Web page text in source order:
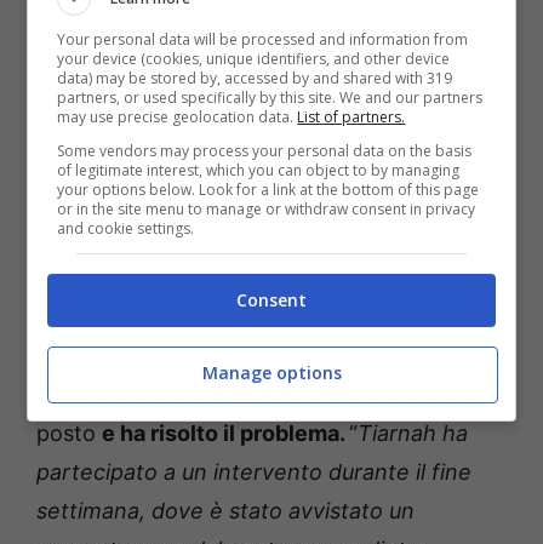
Per mostrare il loro operato e per
sensibilizzare il pubblico, il team di esperti
condivide anche su Facebook video ed
immagini da brividi. Una famiglia, ad esempio,
ha beccato proprio
enorme serpente:
subito chiamato aiuto.
Un esperto di nome Tiarnah è arrivato sul
posto e ha risolto il problema. “Tiarnah ha
partecipato a un intervento durante il fine
settimana, dove è stato avvistato un
Your personal data will be processed and information from
your device (cookies, unique identifiers, and other device
data) may be stored by, accessed by and shared with 319
partners, or used specifically by this site. We and our partners
may use precise geolocation data. List of partners.
Some vendors may process your personal data on the basis
of legitimate interest, which you can object to by managing
your options below. Look for a link at the bottom of this page
or in the site menu to manage or withdraw consent in privacy
and cookie settings.
Consent
Manage options